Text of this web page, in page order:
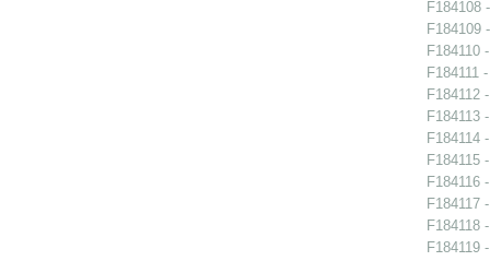
F184108
F184109
F184110
F184111
F184112
F184113
F184114
F184115
F184116
F184117
F184118
F184119